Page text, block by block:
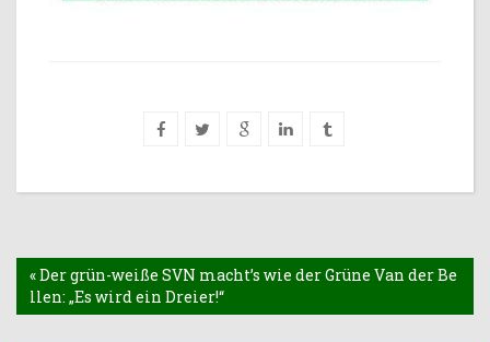
« Der grün-weiße SVN macht’s wie der Grüne Van der Be
llen: „Es wird ein Dreier!“